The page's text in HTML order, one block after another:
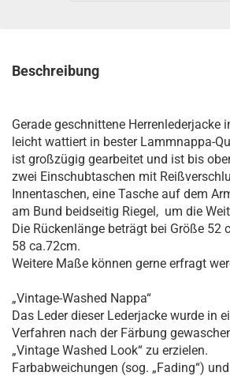
Beschreibung
Gerade geschnittene Herrenlederjacke
leicht wattiert in bester Lammnappa-
ist großzügig gearbeitet und ist bis
zwei Einschubtaschen mit
Innentaschen, eine Tasche auf dem
am Bund beidseitig Riegel, um die
Die Rückenlänge beträgt bei Größe 52
58 ca.72cm.
Weitere Maße können gerne erfragt
„Vintage-Washed Nappa“
Das Leder dieser Lederjacke wurde in
Verfahren nach der Färbung
„Vintage Washed Look“ zu erzielen.
Farbabweichungen (sog. „Fading“)